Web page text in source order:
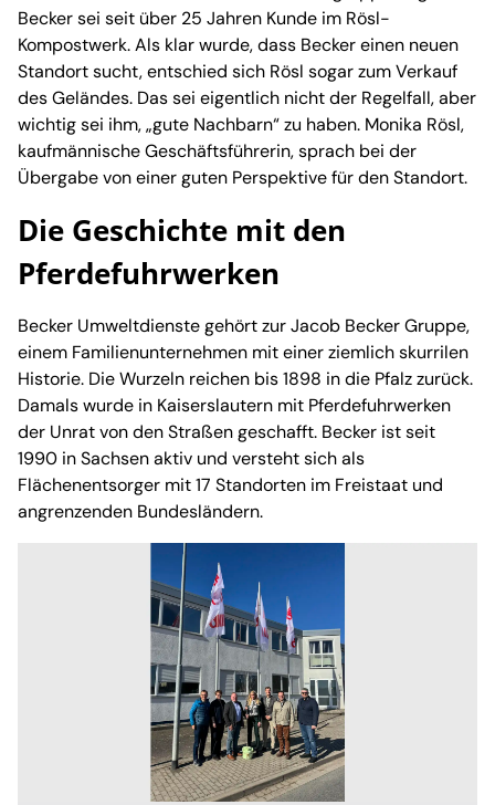
Becker sei seit über 25 Jahren Kunde im Rösl-
Kompostwerk. Als klar wurde, dass Becker einen neuen
Standort sucht, entschied sich Rösl sogar zum Verkauf
des Geländes. Das sei eigentlich nicht der Regelfall, aber
wichtig sei ihm, „gute Nachbarn“ zu haben. Monika Rösl,
kaufmännische Geschäftsführerin, sprach bei der
Übergabe von einer guten Perspektive für den Standort.
Die Geschichte mit den
Pferdefuhrwerken
Becker Umweltdienste gehört zur Jacob Becker Gruppe,
einem Familienunternehmen mit einer ziemlich skurrilen
Historie. Die Wurzeln reichen bis 1898 in die Pfalz zurück.
Damals wurde in Kaiserslautern mit Pferdefuhrwerken
der Unrat von den Straßen geschafft. Becker ist seit
1990 in Sachsen aktiv und versteht sich als
Flächenentsorger mit 17 Standorten im Freistaat und
angrenzenden Bundesländern.